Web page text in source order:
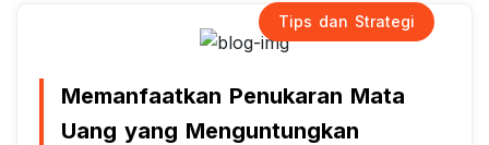
Tips dan Strategi
Memanfaatkan Penukaran Mata
Uang yang Menguntungkan